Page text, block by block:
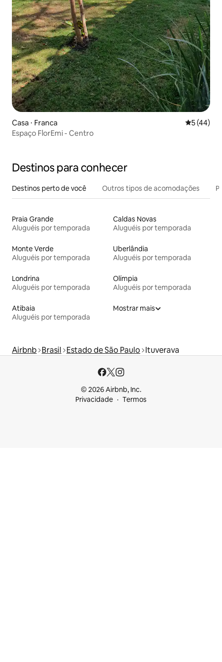
Casa ⋅ Franca 5 de uma
5 (44)
Espaço FlorEmi - Centro
Destinos para conhecer
Destinos perto de você Outros tipos de acomodações
Praia Grande
Aluguéis por temporada
Caldas Novas
Aluguéis por temporada
Monte Verde
Aluguéis por temporada
Uberlândia
Aluguéis por temporada
Londrina
Aluguéis por temporada
Olímpia
Aluguéis por temporada
Atibaia
Aluguéis por temporada
Mostrar mais
Airbnb Brasil Estado de São Paulo Ituverava
© 2026 Airbnb, Inc.
Privacidade
Termos